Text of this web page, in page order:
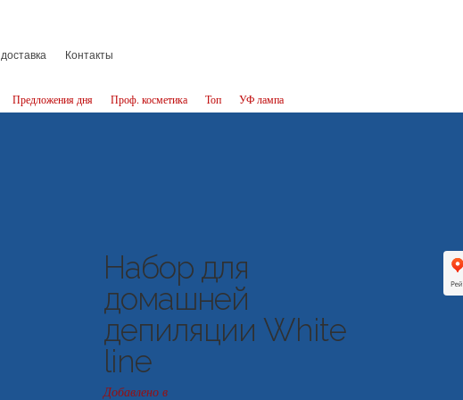
доставка Контакты
Предложения дня Проф. косметика Топ УФ лампа
Набор для
домашней
депиляции White
line
Добавлено в